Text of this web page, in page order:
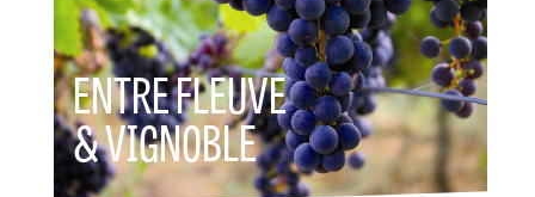
ENTRE FLEUVE
& VIGNOBLE &